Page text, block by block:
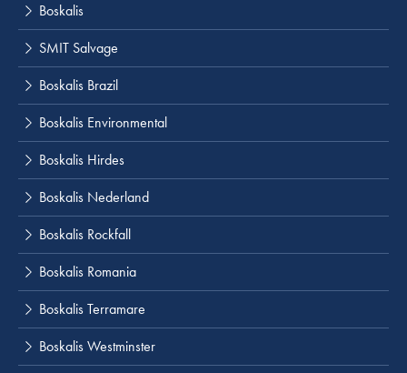
Boskalis
SMIT Salvage
Boskalis Brazil
Boskalis Environmental
Boskalis Hirdes
Boskalis Nederland
Boskalis Rockfall
Boskalis Romania
Boskalis Terramare
Boskalis Westminster